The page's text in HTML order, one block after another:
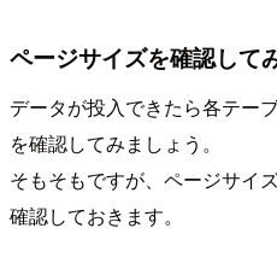
ページサイズを確認して
データが投入できたら各テー
を確認してみましょう。
そもそもですが、ページサイ
確認しておきます。